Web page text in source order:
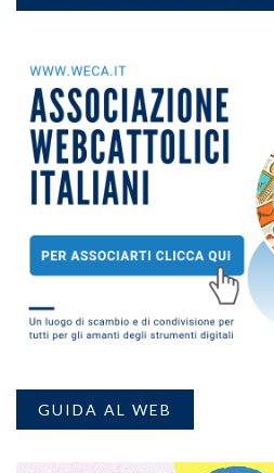
GUIDA AL WEB